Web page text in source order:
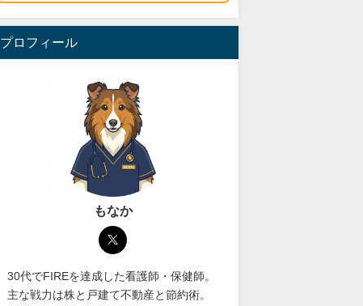
プロフィール
もなか
30代でFIREを達成した看護師・保健師。
主な戦力は株と戸建て不動産と節約術。